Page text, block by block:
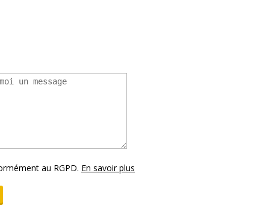
au RGPD. En savoir plus